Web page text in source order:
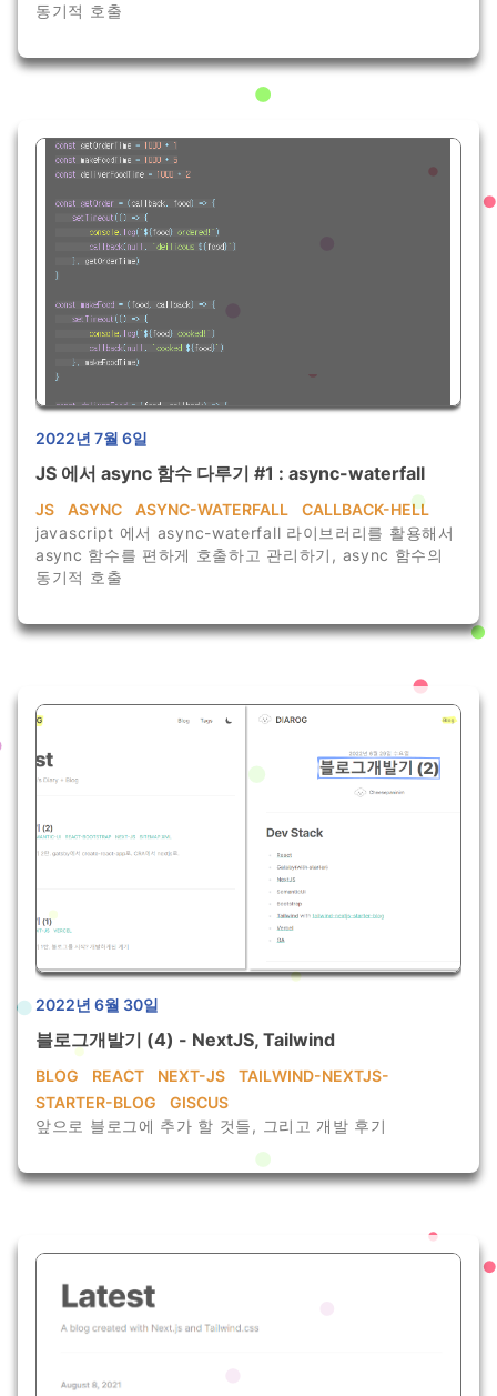
동기적 호출
2022년 7월 6일
JS 에서 async 함수 다루기 #1 : async-waterfall
JS ASYNC ASYNC-WATERFALL
CALLBACK-HELL
javascript 에서 async-waterfall 라이브러리를 활용해서
async 함수를 편하게 호출하고 관리하기, async 함수의
동기적 호출
2022년 6월 30일
블로그개발기 (4) - NextJS, Tailwind
BLOG REACT NEXT-JS
TAILWIND-NEXTJS-
STARTER-BLOG
GISCUS
앞으로 블로그에 추가 할 것들, 그리고 개발 후기